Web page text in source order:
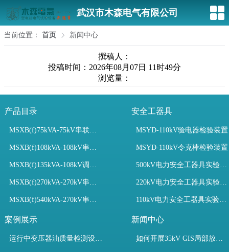
武汉市木森电气有限公司
当前位置： 首页 新闻中心
撰稿人：
投稿时间：2026年08月07日 11时49分
浏览量：
产品目录
MSXB(f)75kVA-75kV串联谐振装置
MSXB(f)108kVA-108kV串联谐振试验装置
MSXB(f)135kVA-108kV调频串联谐振试验装置
MSXB(f)270kVA-270kV串联谐振
MSXB(f)540kVA-270kV串联谐振试验装置
安全工器具
MSYD-110kV验电器检验装置
MSYD-110kV令克棒检验装置
500kV电力安全工器具实验室配置
220kV电力安全工器具实验室配置
110kV电力安全工器具实验室配置
案例展示
运行中变压器油质量检测设备有哪些优势？
新闻中心
如何开展35kV GIS局部放电模拟装置检测试验与选型